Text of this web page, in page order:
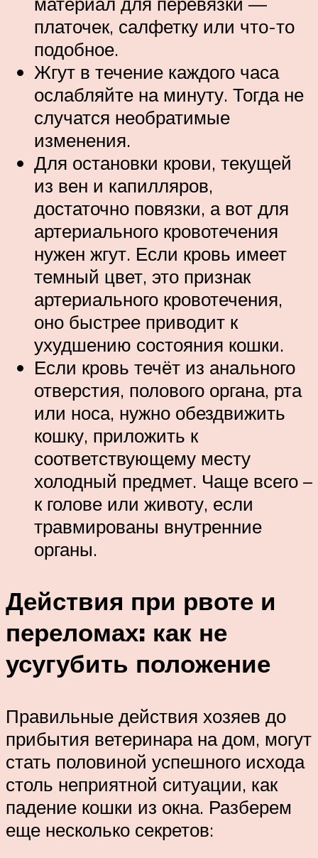
платочек, салфетку или что-то
подобное.
Жгут в течение каждого часа
ослабляйте на минуту. Тогда не
случатся необратимые
изменения.
Для остановки крови, текущей
из вен и капилляров,
достаточно повязки, а вот для
артериального кровотечения
нужен жгут. Если кровь имеет
темный цвет, это признак
артериального кровотечения,
оно быстрее приводит к
ухудшению состояния кошки.
Если кровь течёт из анального
отверстия, полового органа, рта
или носа, нужно обездвижить
кошку, приложить к
соответствующему месту
холодный предмет. Чаще всего –
к голове или животу, если
травмированы внутренние
органы.
Действия при рвоте и
переломах: как не
усугубить положение
Правильные действия хозяев до
прибытия ветеринара на дом, могут
стать половиной успешного исхода
столь неприятной ситуации, как
падение кошки из окна. Разберем
еще несколько секретов: